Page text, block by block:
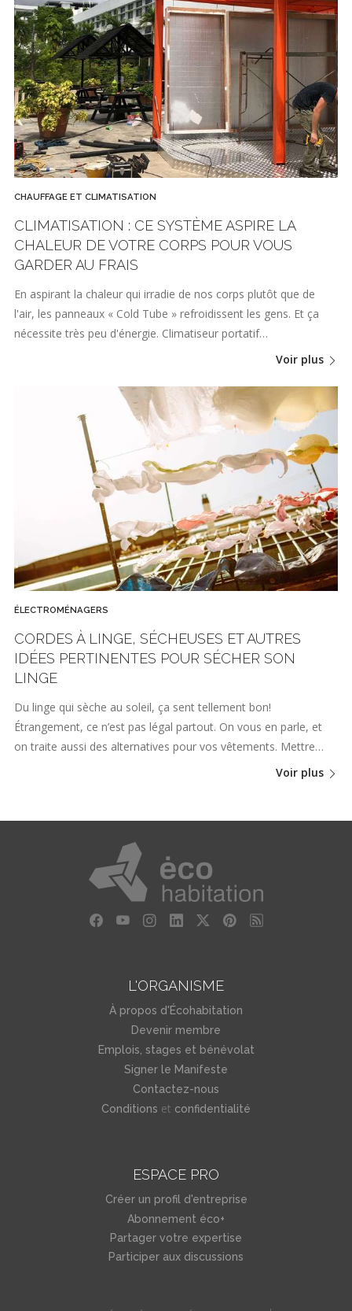
CHAUFFAGE ET CLIMATISATION
CLIMATISATION : CE SYSTÈME ASPIRE LA
CHALEUR DE VOTRE CORPS POUR VOUS
GARDER AU FRAIS
En aspirant la chaleur qui irradie de nos corps plutôt que de
l'air, les panneaux « Cold Tube » refroidissent les gens. Et ça
nécessite très peu d'énergie. Climatiseur portatif…
Voir plus
ÉLECTROMÉNAGERS
CORDES À LINGE, SÉCHEUSES ET AUTRES
IDÉES PERTINENTES POUR SÉCHER SON
LINGE
Du linge qui sèche au soleil, ça sent tellement bon!
Étrangement, ce n’est pas légal partout. On vous en parle, et
on traite aussi des alternatives pour vos vêtements. Mettre…
Voir plus
L'ORGANISME
À propos d'Écohabitation
Devenir membre
Emplois, stages et bénévolat
Signer le Manifeste
Contactez-nous
Conditions et confidentialité
ESPACE PRO
Créer un profil d'entreprise
Abonnement éco+
Partager votre expertise
Participer aux discussions